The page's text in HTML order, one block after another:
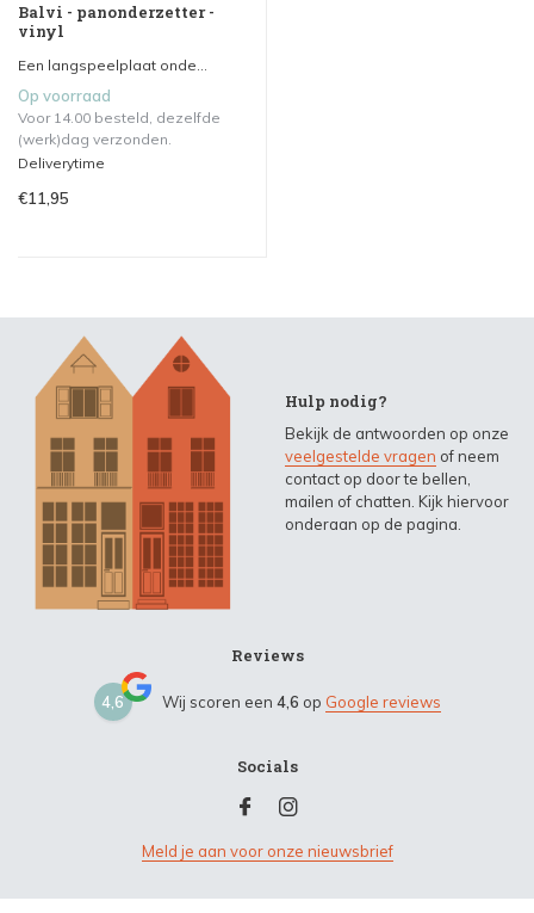
Balvi - panonderzetter -
vinyl
Een langspeelplaat onde...
Op voorraad
Voor 14.00 besteld, dezelfde
(werk)dag verzonden.
Deliverytime
€11,95
Hulp nodig?
Bekijk de antwoorden op onze
veelgestelde vragen of neem
contact op door te bellen,
mailen of chatten. Kijk hiervoor
onderaan op de pagina.
Reviews
4,6 Wij scoren een 4,6 op Google reviews
Socials
Meld je aan voor onze nieuwsbrief